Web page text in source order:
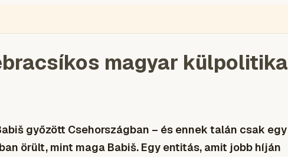
magyar külpolitika
győzött Csehországban – és ennek talán csak egy
örült, mint maga Babiš. Egy entitás, amit jobb híján